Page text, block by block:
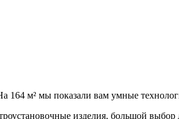
164 м² мы показали вам умные
изделия, большой